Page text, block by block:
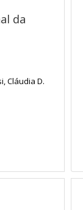
da
Cláudia D.